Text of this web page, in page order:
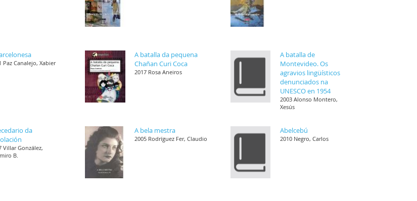
Paz Canalejo, Xabier
A batalla da pequena
Chañan Curi Coca
2017 Rosa Aneiros
A batalla de
Montevideo. Os
agravios lingüísticos
denunciados na
UNESCO en 1954
2003 Alonso Montero,
Xesús
da
Villar González,
B.
A bela mestra
2005 Rodríguez Fer, Claudio
Abelcebú
2010 Negro, Carlos